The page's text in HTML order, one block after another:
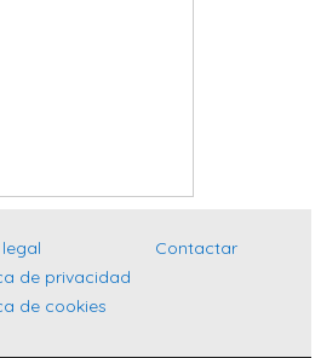
de privacidad
de cookies
Contactar